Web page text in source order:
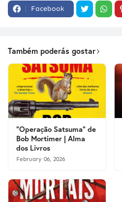
Facebook
Também poderás gostar
"Operação Satsuma" de
Bob Mortimer | Alma
dos Livros
February 06, 2026